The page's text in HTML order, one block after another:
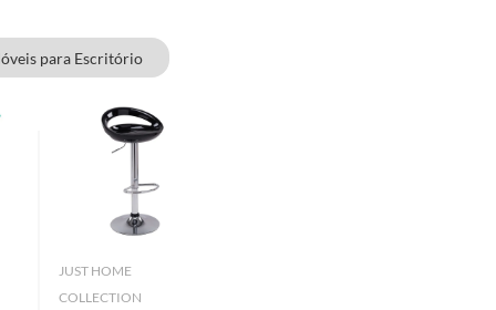
para Escritório
JUST HOME
COLLECTION